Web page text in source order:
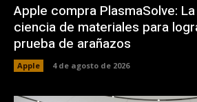
Apple compra PlasmaSolve:
ciencia de materiales para
prueba de arañazos
Apple 4 de agosto de 2026